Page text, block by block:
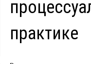
практике